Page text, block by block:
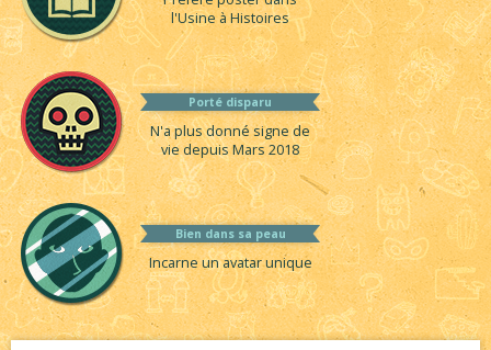
l'Usine à Histoires
Porté disparu
N'a plus donné signe de
vie depuis Mars 2018
Bien dans sa peau
Incarne un avatar unique